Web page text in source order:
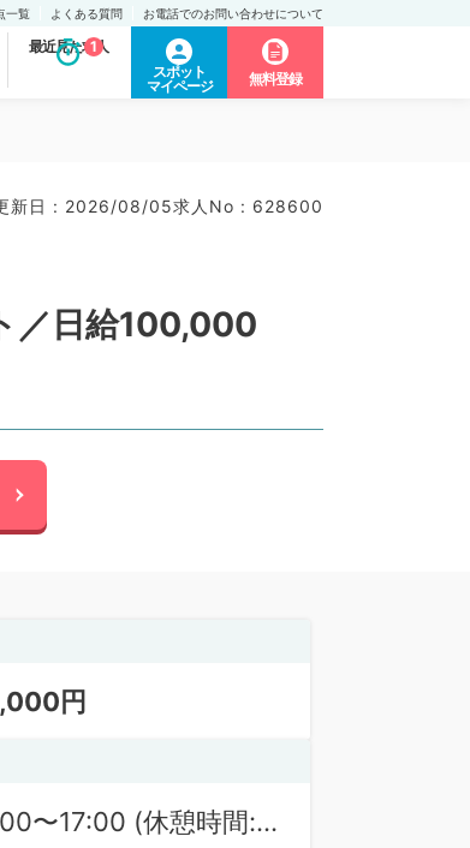
一覧 よくある質問 お電話でのお問い合わせについて
最近見た求人
1
スポット
マイページ
無料登録
新日 : 2026/08/05求人No : 628600
／日給100,000
円
〜17:00 (休憩時間: